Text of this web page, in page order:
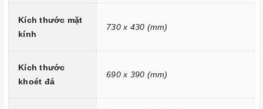
Điều khiển cảm ứng trượt Slide.
Kích thước mặt
kính
730 x 430 (mm)
Kích thước
khoét đá
690 x 390 (mm)